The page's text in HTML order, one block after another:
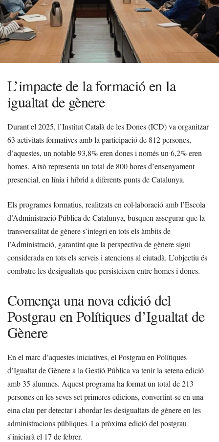
L’impacte de la formació en la
igualtat de gènere
Durant el 2025, l’Institut Català de les Dones (ICD) va organitzar
63 activitats formatives amb la participació de 812 persones,
d’aquestes, un notable 93,8% eren dones i només un 6,2% eren
homes. Això representa un total de 800 hores d’ensenyament
presencial, en línia i híbrid a diferents punts de Catalunya.
Els programes formatius, realitzats en col·laboració amb l’Escola
d’Administració Pública de Catalunya, busquen assegurar que la
transversalitat de gènere s’integri en tots els àmbits de
l’Administració, garantint que la perspectiva de gènere sigui
considerada en tots els serveis i atencions al ciutadà. L’objectiu és
combatre les desigualtats que persisteixen entre homes i dones.
Comença una nova edició del
Postgrau en Polítiques d’Igualtat de
Gènere
En el marc d’aquestes iniciatives, el Postgrau en Polítiques
d’Igualtat de Gènere a la Gestió Pública va tenir la setena edició
amb 35 alumnes. Aquest programa ha format un total de 213
persones en les seves set primeres edicions, convertint-se en una
eina clau per detectar i abordar les desigualtats de gènere en les
administracions públiques. La pròxima edició del postgrau
s’iniciarà el 17 de febrer.